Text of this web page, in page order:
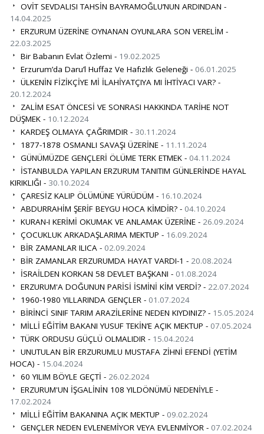
OVİT SEVDALISI TAHSİN BAYRAMOĞLU’NUN ARDINDAN -
14.04.2025
ERZURUM ÜZERİNE OYNANAN OYUNLARA SON VERELİM -
22.03.2025
Bir Babanın Evlat Özlemi - 19.02.2025
Erzurum’da Daru’l Huffaz Ve Hafızlık Geleneği - 06.01.2025
ÜLKENİN FİZİKÇİYE Mİ İLAHİYATÇIYA MI İHTİYACI VAR? -
20.12.2024
ZALİM ESAT ÖNCESİ VE SONRASI HAKKINDA TARİHE NOT
DÜŞMEK - 10.12.2024
KARDEŞ OLMAYA ÇAĞRIMDIR - 30.11.2024
1877-1878 OSMANLI SAVAŞI ÜZERİNE - 11.11.2024
GÜNÜMÜZDE GENÇLERİ ÖLÜME TERK ETMEK - 04.11.2024
İSTANBULDA YAPILAN ERZURUM TANITIM GÜNLERİNDE HAYAL
KIRIKLIĞI - 30.10.2024
ÇARESİZ KALIP ÖLÜMÜNE YÜRÜDÜM - 16.10.2024
ABDURRAHİM ŞERİF BEYGU HOCA KİMDİR? - 04.10.2024
KURAN-I KERİMİ OKUMAK VE ANLAMAK ÜZERİNE - 26.09.2024
ÇOCUKLUK ARKADAŞLARIMA MEKTUP - 16.09.2024
BİR ZAMANLAR ILICA - 02.09.2024
BİR ZAMANLAR ERZURUMDA HAYAT VARDI-1 - 20.08.2024
İSRAİLDEN KORKAN 58 DEVLET BAŞKANI - 01.08.2024
ERZURUM'A DOĞUNUN PARİSİ İSMİNİ KİM VERDİ? - 22.07.2024
1960-1980 YILLARINDA GENÇLER - 01.07.2024
BİRİNCİ SINIF TARIM ARAZİLERİNE NEDEN KIYDINIZ? - 15.05.2024
MİLLİ EĞİTİM BAKANI YUSUF TEKİN’E AÇIK MEKTUP - 07.05.2024
TÜRK ORDUSU GÜÇLÜ OLMALIDIR - 15.04.2024
UNUTULAN BİR ERZURUMLU MUSTAFA ZİHNİ EFENDİ (YETİM
HOCA) - 15.04.2024
60 YILIM BÖYLE GEÇTİ - 26.02.2024
ERZURUM'UN İŞGALİNİN 108 YILDÖNÜMÜ NEDENİYLE -
17.02.2024
MİLLİ EĞİTİM BAKANINA AÇIK MEKTUP - 09.02.2024
GENÇLER NEDEN EVLENEMİYOR VEYA EVLENMİYOR - 07.02.2024